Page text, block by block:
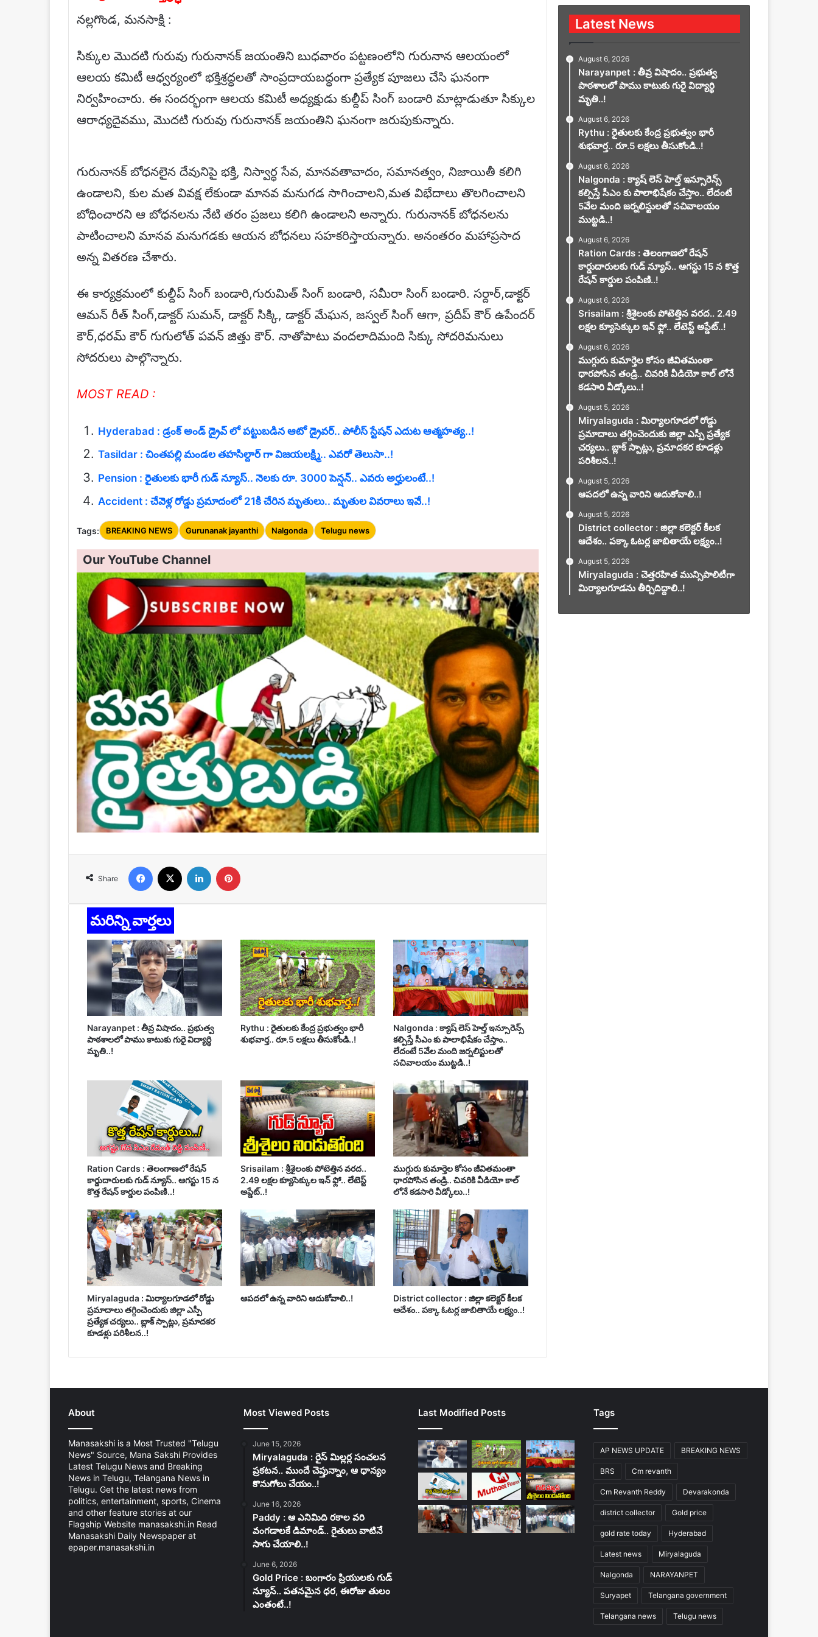
నల్లగొండ, మనసాక్షి :
సిక్కుల మొదటి గురువు గురునానక్ జయంతిని బుధవారం పట్టణంలోని గురునాన ఆలయంలో
ఆలయ కమిటీ ఆధ్వర్యంలో భక్తిశ్రద్ధలతో సాంప్రదాయబద్ధంగా ప్రత్యేక పూజలు చేసి ఘనంగా
నిర్వహించారు. ఈ సందర్భంగా ఆలయ కమిటీ అధ్యక్షుడు కుల్దీప్ సింగ్ బండారి మాట్లాడుతూ సిక్కుల
ఆరాధ్యదైవము, మొదటి గురువు గురునానక్ జయంతిని ఘనంగా జరుపుకున్నారు.
గురునానక్ బోధనలైన దేవునిపై భక్తి, నిస్వార్ధ సేవ, మానవతావాదం, సమానత్వం, నిజాయితీ కలిగి
ఉండాలని, కుల మత వివక్ష లేకుండా మానవ మనుగడ సాగించాలని,మత విభేదాలు తొలగించాలని
బోధించారని ఆ బోధనలను నేటి తరం ప్రజలు కలిగి ఉండాలని అన్నారు. గురునానక్ బోధనలను
పాటించాలని మానవ మనుగడకు ఆయన బోధనలు సహకరిస్తాయన్నారు. అనంతరం మహాప్రసాద
అన్న వితరణ చేశారు.
ఈ కార్యక్రమంలో కుల్దీప్ సింగ్ బండారి,గురుమిత్ సింగ్ బండారి, సమీరా సింగ్ బండారి. సర్దార్,డాక్టర్
ఆమన్ రీత్ సింగ్,డాక్టర్ సుమన్, డాక్టర్ సిక్కి, డాక్టర్ మేఘన, జస్వల్ సింగ్ ఆగా, ప్రదీప్ కౌర్ ఉపేందర్
కౌర్,ధరమ్ కౌర్ గుగులోత్ పవన్ జిత్తు కౌర్. నాతోపాటు వందలాదిమంది సిక్కు సోదరిమనులు
సోదరులు పాల్గొన్నారు.
MOST READ :
Hyderabad : డ్రంక్ అండ్ డ్రైవ్ లో పట్టుబడిన ఆటో డ్రైవర్.. పోలీస్ స్టేషన్ ఎదుట ఆత్మహత్య..!
Tasildar : చింతపల్లి మండల తహసిల్దార్ గా విజయలక్ష్మి.. ఎవరో తెలుసా..!
Pension : రైతులకు భారీ గుడ్ న్యూస్.. నెలకు రూ. 3000 పెన్షన్.. ఎవరు అర్హులంటే..!
Accident : చేవెళ్ల రోడ్డు ప్రమాదంలో 21కి చేరిన మృతులు.. మృతుల వివరాలు ఇవే..!
Tags: BREAKING NEWS Gurunanak jayanthi Nalgonda Telugu news
Our YouTube Channel
Share
Facebook LinkedIn
మరిన్ని వార్తలు
Narayanpet : తీవ్ర విషాదం.. ప్రభుత్వ
పాఠశాలలో పాము కాటుకు గురై విద్యార్థి
మృతి..!
Rythu : రైతులకు కేంద్ర ప్రభుత్వం భారీ
శుభవార్త.. రూ.5 లక్షలు తీసుకోండి..!
Nalgonda : క్యాష్ లెస్ హెల్త్ ఇన్సూరెన్స్
కల్పిస్తే సీఎం కు పాలాభిషేకం చేస్తాం..
లేదంటే 5వేల మంది జర్నలిస్టులతో
సచివాలయం ముట్టడి..!
Ration Cards : తెలంగాణలో రేషన్
కార్డుదారులకు గుడ్ న్యూస్.. ఆగస్టు 15 న
కొత్త రేషన్ కార్డుల పంపిణి..!
Srisailam : శ్రీశైలంకు పోటెత్తిన వరద..
2.49 లక్షల క్యూసెక్కుల ఇన్ ఫ్లో.. లేటెస్ట్
అప్డేట్..!
ముగ్గురు కుమార్తెల కోసం జీవితమంతా
ధారపోసిన తండ్రి.. చివరికి వీడియో కాల్
లోనే కడసారి వీడ్కోలు..!
Miryalaguda : మిర్యాలగూడలో రోడ్డు
ప్రమాదాలు తగ్గించెందుకు జిల్లా ఎస్పీ
ప్రత్యేక చర్యలు.. బ్లాక్ స్పాట్లు, ప్రమాదకర
కూడళ్లు పరిశీలన..!
ఆపదలో ఉన్న వారిని ఆదుకోవాలి..!
District collector : జిల్లా కలెక్టర్ కీలక
ఆదేశం.. పక్కా ఓటర్ల జాబితాయే లక్ష్యం..!
Latest News
August 6, 2026
Narayanpet : తీవ్ర విషాదం.. ప్రభుత్వ
పాఠశాలలో పాము కాటుకు గురై విద్యార్థి
మృతి..!
August 6, 2026
Rythu : రైతులకు కేంద్ర ప్రభుత్వం భారీ
శుభవార్త.. రూ.5 లక్షలు తీసుకోండి..!
August 6, 2026
Nalgonda : క్యాష్ లెస్ హెల్త్ ఇన్సూరెన్స్
కల్పిస్తే సీఎం కు పాలాభిషేకం చేస్తాం.. లేదంటే
5వేల మంది జర్నలిస్టులతో సచివాలయం
ముట్టడి..!
August 6, 2026
Ration Cards : తెలంగాణలో రేషన్
కార్డుదారులకు గుడ్ న్యూస్.. ఆగస్టు 15 న కొత్త
రేషన్ కార్డుల పంపిణి..!
August 6, 2026
Srisailam : శ్రీశైలంకు పోటెత్తిన వరద.. 2.49
లక్షల క్యూసెక్కుల ఇన్ ఫ్లో.. లేటెస్ట్ అప్డేట్..!
August 6, 2026
ముగ్గురు కుమార్తెల కోసం జీవితమంతా
ధారపోసిన తండ్రి.. చివరికి వీడియో కాల్ లోనే
కడసారి వీడ్కోలు..!
August 5, 2026
Miryalaguda : మిర్యాలగూడలో రోడ్డు
ప్రమాదాలు తగ్గించెందుకు జిల్లా ఎస్పీ ప్రత్యేక
చర్యలు.. బ్లాక్ స్పాట్లు, ప్రమాదకర కూడళ్లు
పరిశీలన..!
August 5, 2026
ఆపదలో ఉన్న వారిని ఆదుకోవాలి..!
August 5, 2026
District collector : జిల్లా కలెక్టర్ కీలక
ఆదేశం.. పక్కా ఓటర్ల జాబితాయే లక్ష్యం..!
August 5, 2026
Miryalaguda : చెత్తరహిత మున్సిపాలిటీగా
మిర్యాలగూడను తీర్చిదిద్దాలి..!
About
Manasakshi is a Most Trusted "Telugu
News" Source, Mana Sakshi Provides
Latest Telugu News and Breaking
News in Telugu, Telangana News in
Telugu. Get the latest news from
politics, entertainment, sports, Cinema
and other feature stories at our
Flagship Website manasakshi.in Read
Manasakshi Daily Newspaper at
epaper.manasakshi.in
Most Viewed Posts
June 15, 2026
Miryalaguda : రైస్ మిల్లర్ల సంచలన
ప్రకటన.. ముందే చెప్తున్నాం, ఆ ధాన్యం
కొనుగోలు చేయం..!
June 16, 2026
Paddy : ఆ ఎనిమిది రకాల వరి
వంగడాలకే డిమాండ్.. రైతులు వాటినే
సాగు చేయాలి..!
June 6, 2026
Gold Price : బంగారం ప్రియులకు గుడ్
న్యూస్.. పతనమైన ధర, ఈరోజు తులం
ఎంతంటే..!
Last Modified Posts Tags
AP NEWS UPDATE BREAKING NEWS
BRS Cm revanth
Cm Revanth Reddy Devarakonda
district collector Gold price
gold rate today Hyderabad
Latest news Miryalaguda
Nalgonda NARAYANPET
Suryapet Telangana government
Telangana news Telugu news